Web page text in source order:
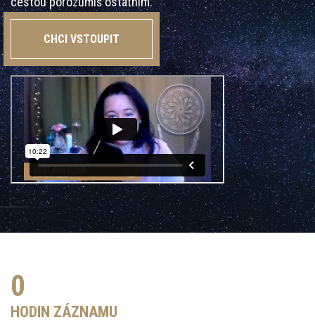
CHCI VSTOUPIT
0
HODIN ZÁZNAMU